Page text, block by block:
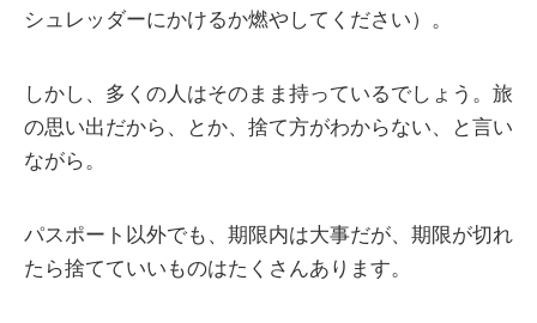
シュレッダーにかけるか燃やしてください）。
しかし、多くの人はそのまま持っているでしょう。旅
の思い出だから、とか、捨て方がわからない、と言い
ながら。
パスポート以外でも、期限内は大事だが、期限が切れ
たら捨てていいものはたくさんあります。